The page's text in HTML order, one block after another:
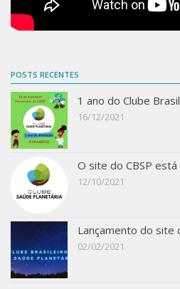
POSTS RECENTES
1 ano do Clube
16/12/2021
O site do CBSP
12/10/2021
Lançamento do site
02/02/2021